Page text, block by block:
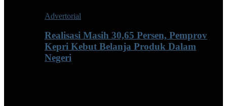
Advertorial
Realisasi Masih 30,65 Persen, Pemprov
Kepri Kebut Belanja Produk Dalam
Negeri